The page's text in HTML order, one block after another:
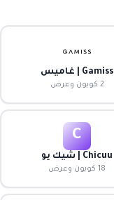
Gamiss | غاميس
2 كوبون وعرض
C
Chicuu | شيك يو
18 كوبون وعرض